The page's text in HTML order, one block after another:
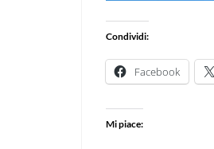
Condividi:
Facebook
Mi piace: